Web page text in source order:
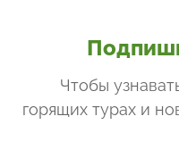
Чтобы
горящих турах и